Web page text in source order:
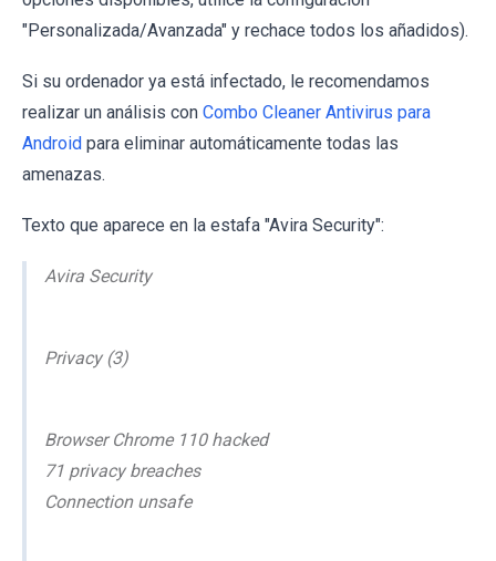
"Personalizada/Avanzada" y rechace todos los añadidos).
Si su ordenador ya está infectado, le recomendamos
realizar un análisis con Combo Cleaner Antivirus para
Android para eliminar automáticamente todas las
amenazas.
Texto que aparece en la estafa "Avira Security":
Avira Security
Privacy (3)
Browser Chrome 110 hacked
71 privacy breaches
Connection unsafe